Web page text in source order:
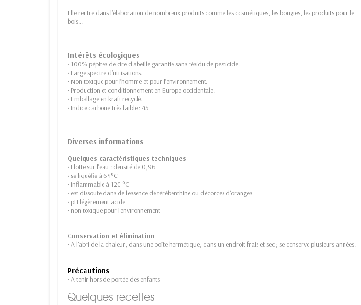
Elle rentre dans l’élaboration de nombreux produits comme les cosmétiques, les bougies, les produits pour le
bois...
Intérêts écologiques
• 100% pépites de cire d'abeille garantie sans résidu de pesticide.
• Large spectre d’utilisations.
• Non toxique pour l’homme et pour l’environnement.
• Production et conditionnement en Europe occidentale.
• Emballage en kraft recyclé.
• Indice carbone très faible : 45
Diverses informations
Quelques caractéristiques techniques
• Flotte sur l’eau : densité de 0,96
• se liquéfie à 64°C
• inflammable à 120 °C
• est dissoute dans de l'essence de térébenthine ou d'écorces d'oranges
• pH légèrement acide
• non toxique pour l’environnement
Conservation et élimination
• A l’abri de la chaleur, dans une boîte hermétique, dans un endroit frais et sec ; se conserve plusieurs années.
Précautions
• A tenir hors de portée des enfants
Quelques recettes